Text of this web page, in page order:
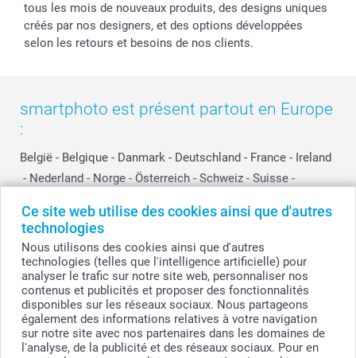
Ce site web utilise des cookies ainsi que d'autres
technologies
Nous utilisons des cookies ainsi que d'autres
technologies (telles que l'intelligence artificielle) pour
analyser le trafic sur notre site web, personnaliser nos
contenus et publicités et proposer des fonctionnalités
disponibles sur les réseaux sociaux. Nous partageons
également des informations relatives à votre navigation
sur notre site avec nos partenaires dans les domaines de
l'analyse, de la publicité et des réseaux sociaux. Pour en
tous les mois de nouveaux produits, des designs uniques
créés par nos designers, et des options développées
selon les retours et besoins de nos clients.
smartphoto est présent partout en Europe
:
België - Belgique - Danmark - Deutschland - France - Ireland
- Nederland - Norge - Österreich - Schweiz - Suisse -
Other Countries
© smartphoto group. Tous droits réservés
smartphoto group SA.
Siège social : Kwatrechtsteenweg 160, 9230 Wetteren, Belgique
Tous les prix sont en EURO (€), TVA incluse et hors frais de port.